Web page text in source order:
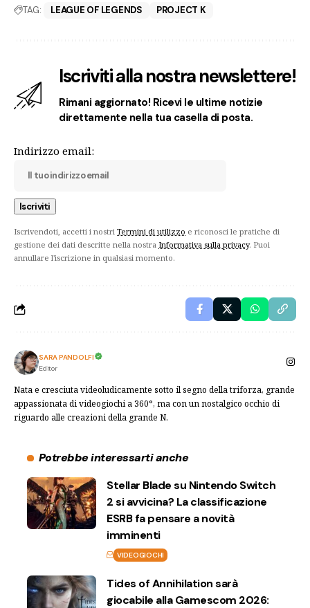
TAG: LEAGUE OF LEGENDS PROJECT K
Iscriviti alla nostra newslettere!
Rimani aggiornato! Ricevi le ultime notizie
direttamente nella tua casella di posta.
Indirizzo email:
Iscrivendoti, accetti i nostri Termini di utilizzo e riconosci le pratiche di
gestione dei dati descritte nella nostra Informativa sulla privacy. Puoi
annullare l'iscrizione in qualsiasi momento.
SARA PANDOLFI
Editor
Nata e cresciuta videoludicamente sotto il segno della triforza, grande
appassionata di videogiochi a 360°, ma con un nostalgico occhio di
riguardo alle creazioni della grande N.
Potrebbe interessarti anche
Stellar Blade su Nintendo Switch
2 si avvicina? La classificazione
ESRB fa pensare a novità
imminenti
VIDEOGIOCHI
Tides of Annihilation sarà
giocabile alla Gamescom 2026: